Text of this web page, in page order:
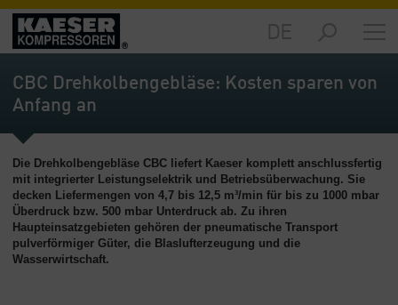
Märkte
-
Übersicht
Übersicht
Lösungen
-
Übersicht
CBC Drehkolbengebläse: Kosten sparen von
Anfang an
Die Drehkolbengebläse CBC liefert Kaeser komplett anschlussfertig
mit integrierter Leistungselektrik und Betriebsüberwachung. Sie
decken Liefermengen von 4,7 bis 12,5 m³/min für bis zu 1000 mbar
Überdruck bzw. 500 mbar Unterdruck ab. Zu ihren
Haupteinsatzgebieten gehören der pneumatische Transport
pulverförmiger Güter, die Blaslufterzeugung und die
Wasserwirtschaft.